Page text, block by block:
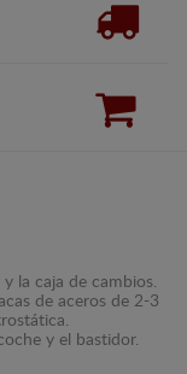
la caja de cambios.
de aceros de 2-3
y el bastidor.